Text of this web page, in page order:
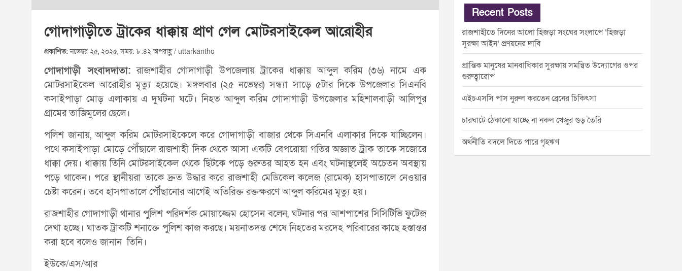
গোদাগাড়ীতে ট্রাকের ধাক্কায় প্রাণ গেল মোটরসাইকেল আরোহীর
প্রকাশিত:নভেম্বর ২৫, ২০২৫, সময়: ৮:৪২ অপরাহ্ণ / uttarkantho
গোদাগাড়ী সংবাদদাতা:রাজশাহীর গোদাগাড়ী উপজেলায় ট্রাকের ধাক্কায় আব্দুল করিম (৩৬) নামে এক
মোটরসাইকেল আরোহীর মৃত্যু হয়েছে। মঙ্গলবার (২৫ নভেম্বর) সন্ধ্যা সাড়ে ৫টার দিকে উপজেলার সিএনবি
কসাইপাড়া মোড় এলাকায় এ দুর্ঘটনা ঘটে। নিহত আব্দুল করিম গোদাগাড়ী উপজেলার মহিশালবাড়ী আলিপুর
গ্রামের তাজিমুলের ছেলে।
পলিশ জানায়, আব্দুল করিম মোটরসাইকেলে করে গোদাগাড়ী বাজার থেকে সিএনবি এলাকার দিকে যাচ্ছিলেন।
পথে কসাইপাড়া মোড়ে পৌঁছালে রাজশাহী দিক থেকে আসা একটি বেপরোয়া গতির অজ্ঞাত ট্রাক তাকে সজোরে
ধাক্কা দেয়। ধাক্কায় তিনি মোটরসাইকেল থেকে ছিটকে পড়ে গুরুতর আহত হন এবং ঘটনাস্থলেই অচেতন অবস্থায়
পড়ে থাকেন। পরে স্থানীয়রা তাকে দ্রুত উদ্ধার করে রাজশাহী মেডিকেল কলেজ (রামেক) হাসপাতালে নেওয়ার
চেষ্টা করেন। তবে হাসপাতালে পৌঁছানোর আগেই অতিরিক্ত রক্তক্ষরণে আব্দুল করিমের মৃত্যু হয়।
রাজশাহীর গোদাগাড়ী থানার পুলিশ পরিদর্শক মোয়াজ্জেম হোসেন বলেন, ঘটনার পর আশপাশের সিসিটিভি ফুটেজ
দেখা হচ্ছে। ঘাতক ট্রাকটি শনাক্তে পুলিশ কাজ করছে। ময়নাতদন্ত শেষে নিহতের মরদেহ পরিবারের কাছে হস্তান্তর
করা হবে বলেও জানান তিনি।
ইউকে/এস/আর
Recent Posts
রাজশাহীতে দিনের আলো হিজড়া সংঘের সংলাপে ‘হিজড়া
সুরক্ষা আইন’ প্রণয়নের দাবি
প্রান্তিক মানুষের মানবাধিকার সুরক্ষায় সমন্বিত উদ্যোগের ওপর
গুরুত্বারোপ
এইচএসসি পাস নুরুল করতেন ব্রেনের চিকিৎসা
চারঘাটে ঠেকানো যাচ্ছে না নকল খেজুর গুড় তৈরি
অর্থনীতি বদলে দিতে পারে গৃহঋণ